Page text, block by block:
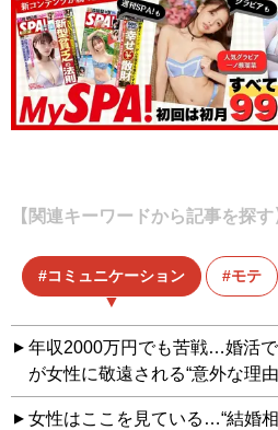
【関連キーワードから記事を探す
コミュニケーション モテ
年収2000万円でも苦戦…婚活で
が女性に敬遠される“意外な理
女性はここを見ている…“結婚